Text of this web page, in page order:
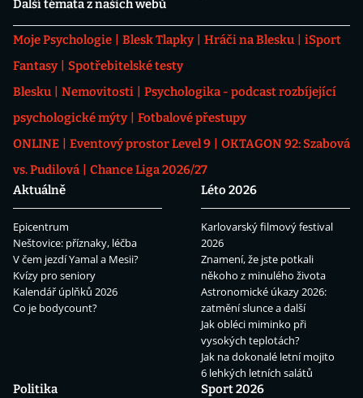
Další témata z našich webů
Moje Psychologie Blesk Tlapky Hráči na Blesku
iSport
Fantasy
Spotřebitelské testy
Blesku
Nemovitosti
Psychologika - podcast rozbíjející
psychologické mýty
Fotbalové přestupy
ONLINE
Eventový prostor Level 9
OKTAGON 92: Szabová
vs. Pudilová
Chance Liga 2026/27
Aktuálně
Epicentrum
Neštovice: příznaky, léčba
V čem jezdí Yamal a Mesii?
Kvízy pro seniory
Kalendář úplňků 2026
Co je bodycount?
Léto 2026
Karlovarský filmový festival
2026
Znamení, že jste potkali
někoho z minulého života
Astronomické úkazy 2026:
zatmění slunce a další
Jak obléci miminko při
vysokých teplotách?
Jak na dokonalé letní mojito
6 lehkých letních salátů
Politika
Sport 2026